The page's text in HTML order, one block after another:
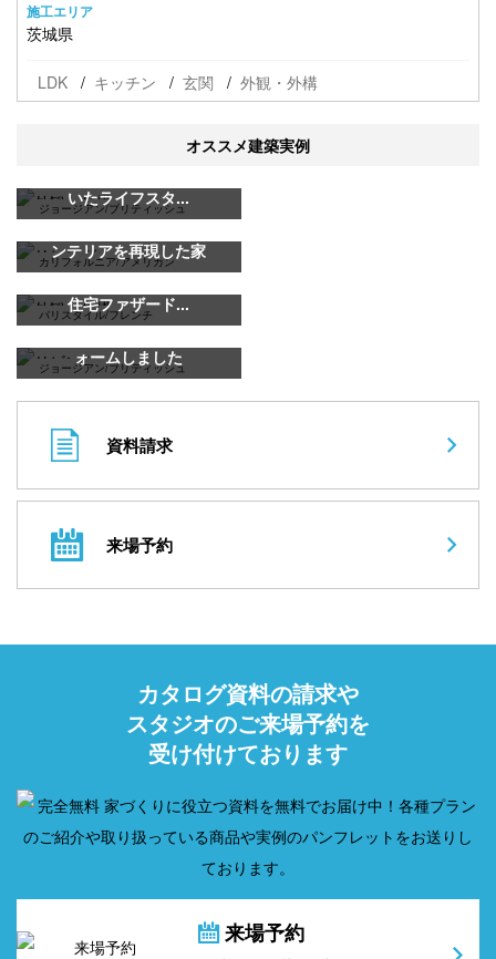
施工エリア
茨城県
LDK キッチン 玄関 外観・外構
オススメ建築実例
ジョージアン/ブリティッシュ
いたライフスタ...
カリフォルニア/アメリカン
アメリカの旅で見た本場のイ
ンテリアを再現した家
パリスタイル/フレンチ
イタリアネイトな美しい輸入
住宅ファザード...
ジョージアン/ブリティッシュ
「英国の家」への憧れでリフ
ォームしました
資料請求
来場予約
カタログ資料の請求や
スタジオのご来場予約を
受け付けております
来場予約